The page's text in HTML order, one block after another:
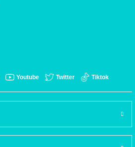
Youtube Twitter Tiktok